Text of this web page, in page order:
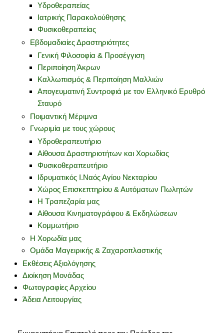
Υδροθεραπείας
Ιατρικής Παρακολούθησης
Φυσικοθεραπείας
Εβδομαδιαίες Δραστηριότητες
Γενική Φιλοσοφία & Προσέγγιση
Περιποίηση Άκρων
Καλλωπισμός & Περιποίηση Μαλλιών
Απογευματινή Συντροφιά με τον Ελληνικό Ερυθρό
Σταυρό
Ποιμαντική Μέριμνα
Γνωριμία με τους χώρους
Υδροθεραπευτήριο
Αίθουσα Δραστηριοτήτων και Χορωδίας
Φυσικοθεραπευτήριο
Ιδρυματικός Ι.Ναός Αγίου Νεκταρίου
Χώρος Επισκεπτηρίου & Αυτόματων Πωλητών
Η Τραπεζαρία μας
Αίθουσα Κινηματογράφου & Εκδηλώσεων
Κομμωτήριο
Η Χορωδία μας
Ομάδα Μαγειρικής & Ζαχαροπλαστικής
Εκθέσεις Αξιολόγησης
Διοίκηση Μονάδας
Φωτογραφίες Αρχείου
Άδεια Λειτουργίας